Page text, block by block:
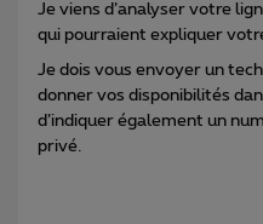
Je viens d’analyser votre
qui pourraient expliquer
Je dois vous envoyer un
donner vos disponibilités
d’indiquer également un
privé.